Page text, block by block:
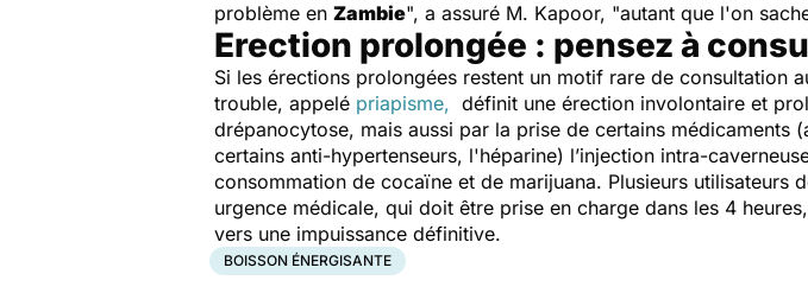
problème en Zambie", a assuré M. Kapoor, "autant que l'on
Erection prolongée : pensez à
Si les érections prolongées restent un motif rare de consultation
trouble, appelé priapisme, définit une érection involontaire et
drépanocytose, mais aussi par la prise de certains
certains anti-hypertenseurs, l'héparine) l’injection intra-
consommation de cocaïne et de marijuana. Plusieurs utilisateurs
urgence médicale, qui doit être prise en charge dans les 4
vers une impuissance définitive.
BOISSON ÉNERGISANTE